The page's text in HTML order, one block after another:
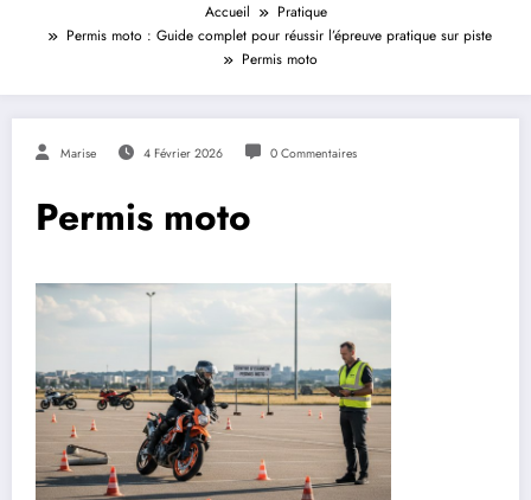
Accueil
Pratique
Permis moto : Guide complet pour réussir l’épreuve pratique sur piste
Permis moto
Marise 4 Février 2026 0 Commentaires
Permis moto